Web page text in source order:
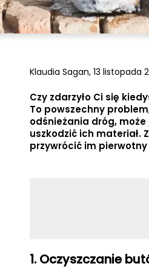
Klaudia Sagan, 13 listopada
Czy zdarzyło Ci się
To powszechny
odśnieżania dróg,
uszkodzić ich materiał.
przywrócić im
1. Oczyszczanie